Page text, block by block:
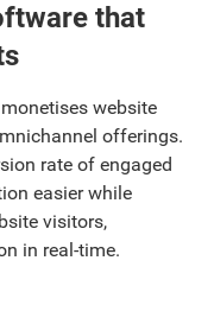
that
website
offerings.
rate of engaged
easier while
visitors,
in real-time.